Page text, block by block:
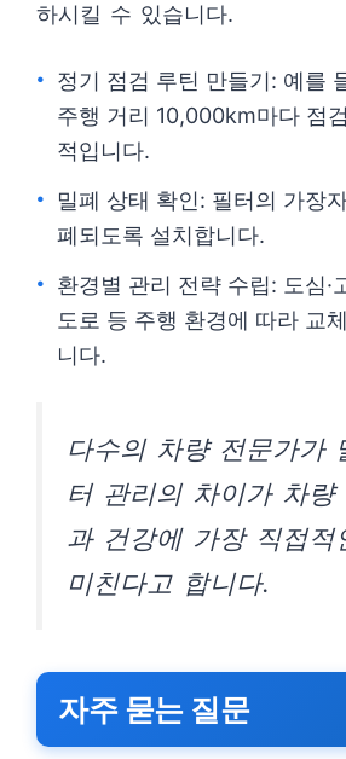
하시킬 수 있습니다.
정기 점검 루틴 만들기: 예를
주행 거리 10,000km마다 점
적입니다.
밀폐 상태 확인: 필터의 가장
폐되도록 설치합니다.
환경별 관리 전략 수립: 도심·
도로 등 주행 환경에 따라 교
니다.
다수의 차량 전문가가
터 관리의 차이가 차량
과 건강에 가장 직접적
미친다고 합니다.
자주 묻는 질문